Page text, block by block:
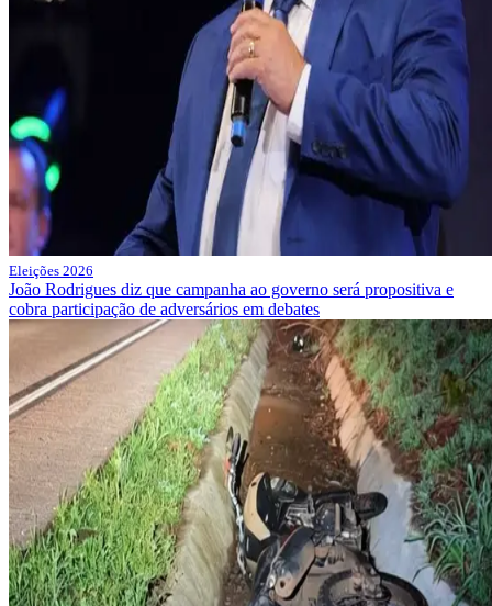
Eleições 2026
João Rodrigues diz que campanha ao governo será propositiva e
cobra participação de adversários em debates